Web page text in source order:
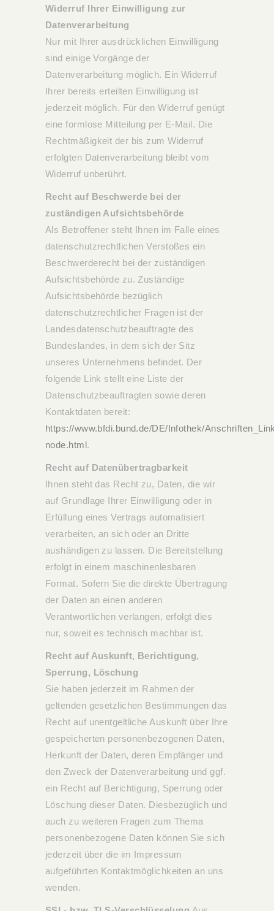
Widerruf Ihrer Einwilligung zur
Datenverarbeitung
Nur mit Ihrer ausdrücklichen Einwilligung
sind einige Vorgänge der
Datenverarbeitung möglich. Ein Widerruf
Ihrer bereits erteilten Einwilligung ist
jederzeit möglich. Für den Widerruf genügt
eine formlose Mitteilung per E-Mail. Die
Rechtmäßigkeit der bis zum Widerruf
erfolgten Datenverarbeitung bleibt vom
Widerruf unberührt.
Recht auf Beschwerde bei der
zuständigen Aufsichtsbehörde
Als Betroffener steht Ihnen im Falle eines
datenschutzrechtlichen Verstoßes ein
Beschwerderecht bei der zuständigen
Aufsichtsbehörde zu. Zuständige
Aufsichtsbehörde bezüglich
datenschutzrechtlicher Fragen ist der
Landesdatenschutzbeauftragte des
Bundeslandes, in dem sich der Sitz
unseres Unternehmens befindet. Der
folgende Link stellt eine Liste der
Datenschutzbeauftragten sowie deren
Kontaktdaten bereit:
https://www.bfdi.bund.de/DE/Infothek/
node.html.
Recht auf Datenübertragbarkeit
Ihnen steht das Recht zu, Daten, die wir
auf Grundlage Ihrer Einwilligung oder in
Erfüllung eines Vertrags automatisiert
verarbeiten, an sich oder an Dritte
aushändigen zu lassen. Die Bereitstellung
erfolgt in einem maschinenlesbaren
Format. Sofern Sie die direkte Übertragung
der Daten an einen anderen
Verantwortlichen verlangen, erfolgt dies
nur, soweit es technisch machbar ist.
Recht auf Auskunft, Berichtigung,
Sperrung, Löschung
Sie haben jederzeit im Rahmen der
geltenden gesetzlichen Bestimmungen das
Recht auf unentgeltliche Auskunft über Ihre
gespeicherten personenbezogenen Daten,
Herkunft der Daten, deren Empfänger und
den Zweck der Datenverarbeitung und ggf.
ein Recht auf Berichtigung, Sperrung oder
Löschung dieser Daten. Diesbezüglich und
auch zu weiteren Fragen zum Thema
personenbezogene Daten können Sie sich
jederzeit über die im Impressum
aufgeführten Kontaktmöglichkeiten an uns
wenden.